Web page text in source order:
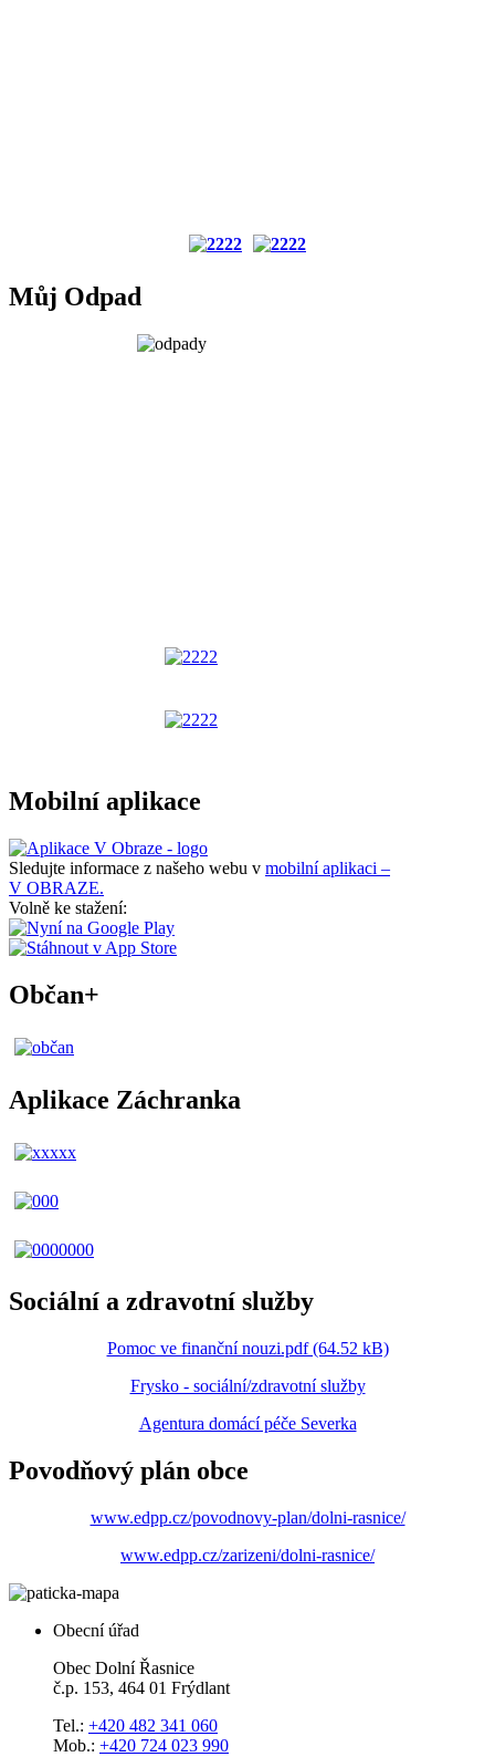
Můj Odpad
Mobilní aplikace
Sledujte informace z našeho webu v mobilní aplikaci –
V OBRAZE.
Volně ke stažení:
Občan+
Aplikace Záchranka
Sociální a zdravotní služby
Pomoc ve finanční nouzi.pdf (64.52 kB)
Frysko - sociální/zdravotní služby
Agentura domácí péče Severka
Povodňový plán obce
www.edpp.cz/povodnovy-plan/dolni-rasnice/
www.edpp.cz/zarizeni/dolni-rasnice/
Obecní úřad
Obec Dolní Řasnice
č.p. 153, 464 01 Frýdlant
Tel.: +420 482 341 060
Mob.: +420 724 023 990